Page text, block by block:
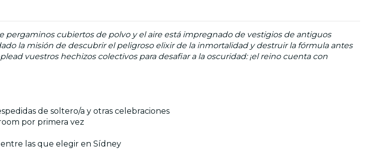
pergaminos cubiertos de polvo y el aire está impregnado de vestigios de antiguos
la misión de descubrir el peligroso elixir de la inmortalidad y destruir la fórmula antes
vuestros hechizos colectivos para desafiar a la oscuridad: ¡el reino cuenta con
de soltero/a y otras celebraciones
por primera vez
entre las que elegir en Sídney